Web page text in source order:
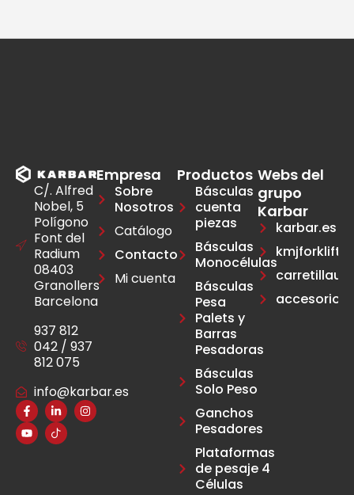
C/. Alfred
Nobel, 5
Polígono
Font del
Radium
08403
Granollers
Barcelona
937 812
042 / 937
812 075
info@karbar.es
Empresa
Sobre
Nosotros
Catálogo
Contacto
Mi cuenta
Productos
Básculas
cuenta
piezas
Básculas
Monocélulas
Básculas
Pesa
Palets y
Barras
Pesadoras
Básculas
Solo Peso
Ganchos
Pesadores
Plataformas
de pesaje 4
Células
Webs del
grupo
Karbar
karbar.es